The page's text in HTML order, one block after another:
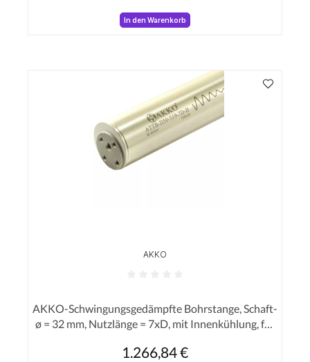
In den Warenkorb
AKKO
AKKO-Schwingungsgedämpfte Bohrstange, Schaft-
ø = 32 mm, Nutzlänge = 7xD, mit Innenkühlung, für
Auskraglänge
Regulärer Preis:
1.266,84 €